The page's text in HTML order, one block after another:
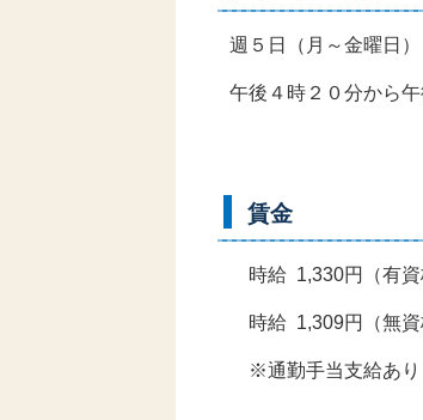
週５日（月～金曜日）
午後４時２０分から
賃金
時給 1,330円（有資
時給 1,309円（無資
※通勤手当支給あり